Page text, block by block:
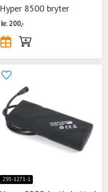
Hyper 8500 bryter
kr.200,-
293-1271-1